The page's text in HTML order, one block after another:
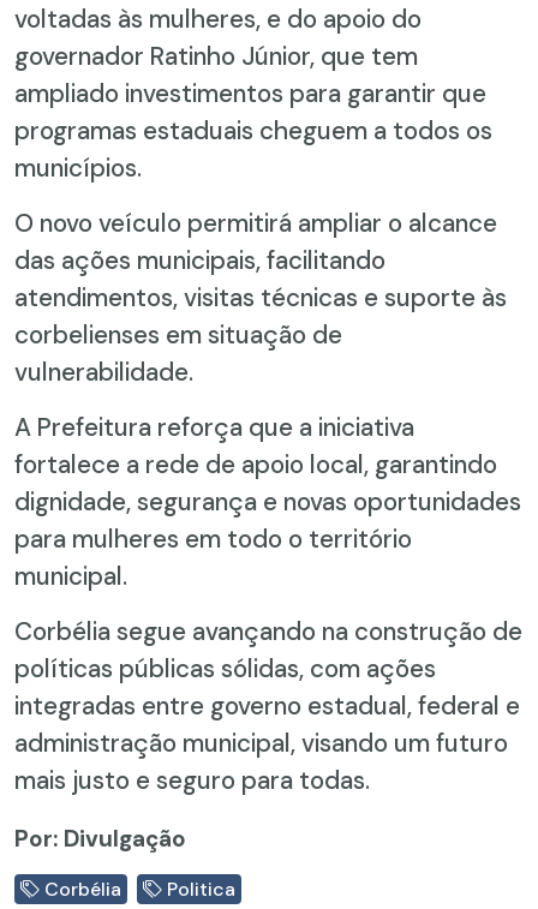
voltadas às mulheres, e do apoio do
governador Ratinho Júnior, que tem
ampliado investimentos para garantir que
programas estaduais cheguem a todos os
municípios.
O novo veículo permitirá ampliar o alcance
das ações municipais, facilitando
atendimentos, visitas técnicas e suporte às
corbelienses em situação de
vulnerabilidade.
A Prefeitura reforça que a iniciativa
fortalece a rede de apoio local, garantindo
dignidade, segurança e novas oportunidades
para mulheres em todo o território
municipal.
Corbélia segue avançando na construção de
políticas públicas sólidas, com ações
integradas entre governo estadual, federal e
administração municipal, visando um futuro
mais justo e seguro para todas.
Por: Divulgação
Corbélia Politica